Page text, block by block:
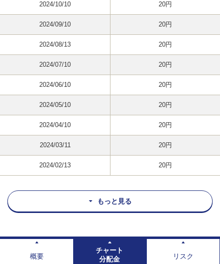
2024/10/10 20円
2024/09/10 20円
2024/08/13 20円
2024/07/10 20円
2024/06/10 20円
2024/05/10 20円
2024/04/10 20円
2024/03/11 20円
2024/02/13 20円
もっと見る
概要
チャート
分配金
リスク